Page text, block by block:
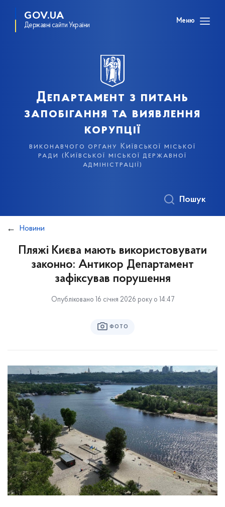
GOV.UA
Державні сайти України
Меню
Департамент з питань
запобігання та виявлення
корупції
виконавчого органу Київської міської
ради (Київської міської державної
адміністрації)
Пошук
Новини
Пляжі Києва мають використовувати
законно: Антикор Департамент
зафіксував порушення
Опубліковано 16 січня 2026 року о 14:47
ФОТО